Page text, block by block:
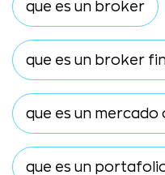
que es un broker
que es un broker
que es un
que es un